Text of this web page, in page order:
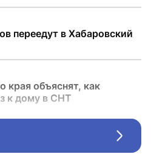
переедут в Хабаровский
края объяснят, как
к дому в СНТ